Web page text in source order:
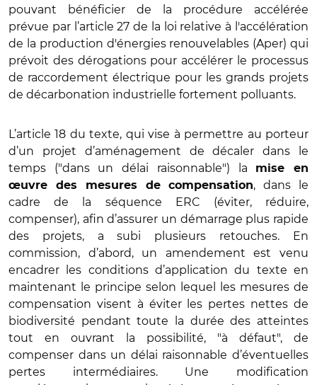
pouvant bénéficier de la procédure accélérée
prévue par l’article 27 de la loi relative à l'accélération
de la production d'énergies renouvelables (Aper) qui
prévoit des dérogations pour accélérer le processus
de raccordement électrique pour les grands projets
de décarbonation industrielle fortement polluants.
L’article 18 du texte, qui vise à permettre au porteur
d’un projet d’aménagement de décaler dans le
temps ("dans un délai raisonnable") la
mise en
œuvre des mesures de compensation, dans le
cadre de la séquence ERC (éviter, réduire,
compenser), afin d’assurer un démarrage plus rapide
des projets, a subi plusieurs retouches. En
commission, d’abord, un amendement est venu
encadrer les conditions d’application du texte en
maintenant le principe selon lequel les mesures de
compensation visent à éviter les pertes nettes de
biodiversité pendant toute la durée des atteintes
tout en ouvrant la possibilité, "à défaut", de
compenser dans un délai raisonnable d’éventuelles
pertes intermédiaires. Une modification